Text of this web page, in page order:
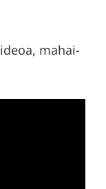
mahai-